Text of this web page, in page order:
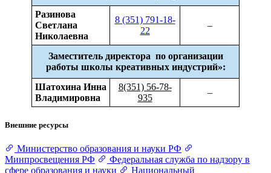
Разинова
Светлана
Николаевна
8 (351) 791-18-
22
–
Заместитель директора по организации
работы школы креативных индустрий»:
Шатохина Инна
Владимировна
8(351) 56-78-
935
–
Внешние ресурсы
Министерство образования и науки РФ
Минпросвещения РФ
Федеральная служба по надзору в
сфере образования и науки
Национальный